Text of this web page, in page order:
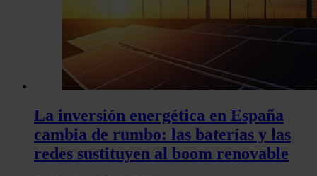
La inversión energética en España
cambia de rumbo: las baterías y las
redes sustituyen al boom renovable